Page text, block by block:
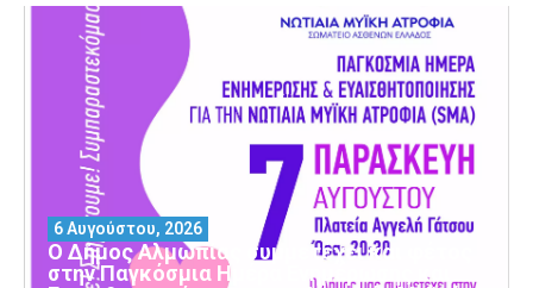
Ο Δήμος Αλμωπίας συμμετέχει και φέτος
στην Παγκόσμια Ημέρα Ενημέρωσης και
6 Αυγούστου, 2026